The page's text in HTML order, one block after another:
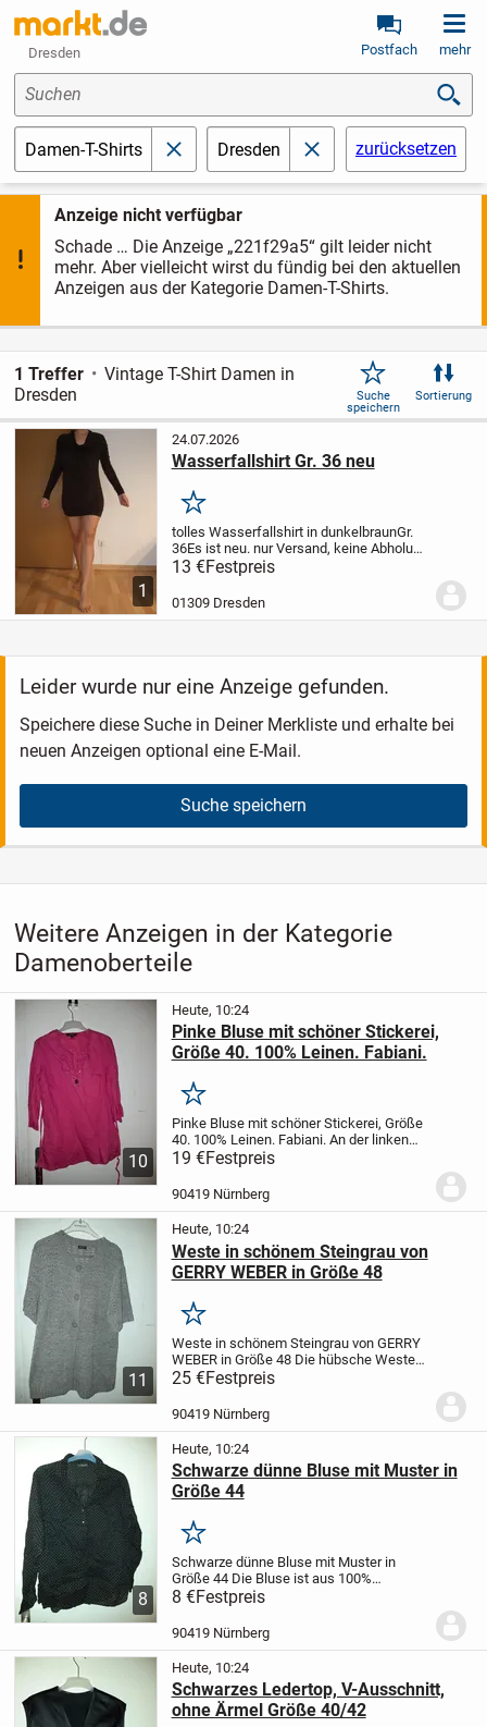
Dresden Postfach mehr
Anzeige nicht verfügbar
Schade … Die Anzeige „221f29a5“ gilt leider nicht
mehr. Aber vielleicht wirst du fündig bei den aktuellen
Anzeigen aus der Kategorie Damen-T-Shirts.
Suchen
Damen-T-Shirts schließenDresden schließenzurücksetzen
1 Treffer
Vintage T-Shirt Damen in
Dresden
Suche
speichern
Sortierung
1
24.07.2026
Wasserfallshirt Gr. 36 neu
Merken
tolles Wasserfallshirt in dunkelbraunGr.
36Es ist neu. nur Versand, keine Abholung
oder irgendwelche Treffs zur Übergabe
13 €Festpreis
01309 Dresden
Leider wurde nur eine Anzeige gefunden.
Speichere diese Suche in Deiner Merkliste und erhalte bei
neuen Anzeigen optional eine E-Mail.
Suche speichern
Weitere Anzeigen in der Kategorie
Damenoberteile
10
Heute, 10:24
Pinke Bluse mit schöner Stickerei,
Größe 40. 100% Leinen. Fabiani.
Merken
Pinke Bluse mit schöner Stickerei, Größe
40. 100% Leinen. Fabiani. An der linken
Seite hat die Bluse einen
Reißverschluss.Mit einem Zierstein am
Ausschnitt.Die Bluse wurde ein Mal
19 €Festpreis
90419 Nürnberg
11
Heute, 10:24
Weste in schönem Steingrau von
GERRY WEBER in Größe 48
Merken
Weste in schönem Steingrau von GERRY
WEBER in Größe 48 Die hübsche Weste
hat oben drei Knöpfe. Beim unteren dritten
Knopf wechselt das Strickmuster, wie in
den Bildern zu sehen ist.
25 €Festpreis
90419 Nürnberg
8
Heute, 10:24
Schwarze dünne Bluse mit Muster in
Größe 44
Merken
Schwarze dünne Bluse mit Muster in
Größe 44 Die Bluse ist aus 100%
Baumwolle und leicht transparent. Die
langen Ärmel können hoch geknöpft
werden. Ideal für den Sommer, da die
Bluse angenehm leicht...
8 €Festpreis
90419 Nürnberg
Heute, 10:24
Schwarzes Ledertop, V-Ausschnitt,
ohne Ärmel Größe 40/42